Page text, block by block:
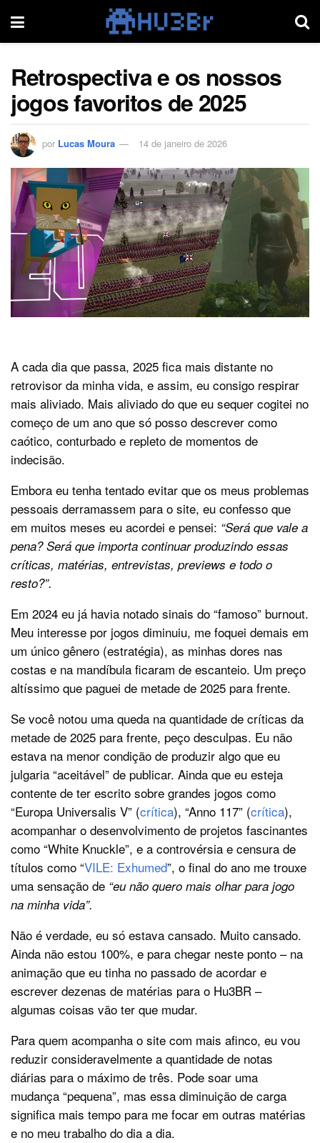
Retrospectiva e os nossos
jogos favoritos de 2025
por Lucas Moura 14 de janeiro de 2026
A cada dia que passa, 2025 fica mais distante no
retrovisor da minha vida, e assim, eu consigo respirar
mais aliviado. Mais aliviado do que eu sequer cogitei no
começo de um ano que só posso descrever como
caótico, conturbado e repleto de momentos de
indecisão.
Embora eu tenha tentado evitar que os meus problemas
pessoais derramassem para o site, eu confesso que
em muitos meses eu acordei e pensei: “Será que vale a
pena? Será que importa continuar produzindo essas
críticas, matérias, entrevistas, previews e todo o
resto?”.
Em 2024 eu já havia notado sinais do “famoso” burnout.
Meu interesse por jogos diminuiu, me foquei demais em
um único gênero (estratégia), as minhas dores nas
costas e na mandíbula ficaram de escanteio. Um preço
altíssimo que paguei de metade de 2025 para frente.
Se você notou uma queda na quantidade de críticas da
metade de 2025 para frente, peço desculpas. Eu não
estava na menor condição de produzir algo que eu
julgaria “aceitável” de publicar. Ainda que eu esteja
contente de ter escrito sobre grandes jogos como
“Europa Universalis V” (crítica), “Anno 117” (crítica),
acompanhar o desenvolvimento de projetos fascinantes
como “White Knuckle”, e a controvérsia e censura de
títulos como “VILE: Exhumed”, o final do ano me trouxe
uma sensação de “eu não quero mais olhar para jogo
na minha vida”.
Não é verdade, eu só estava cansado. Muito cansado.
Ainda não estou 100%, e para chegar neste ponto – na
animação que eu tinha no passado de acordar e
escrever dezenas de matérias para o Hu3BR –
algumas coisas vão ter que mudar.
Para quem acompanha o site com mais afinco, eu vou
reduzir consideravelmente a quantidade de notas
diárias para o máximo de três. Pode soar uma
mudança “pequena”, mas essa diminuição de carga
significa mais tempo para me focar em outras matérias
e no meu trabalho do dia a dia.